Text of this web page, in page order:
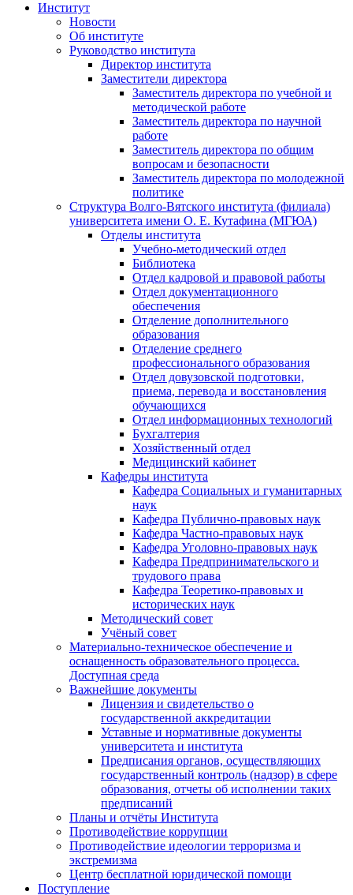
Институт
Новости
Об институте
Руководство института
Директор института
Заместители директора
Заместитель директора по учебной и
методической работе
Заместитель директора по научной
работе
Заместитель директора по общим
вопросам и безопасности
Заместитель директора по молодежной
политике
Структура Волго-Вятского института (филиала)
университета имени О. Е. Кутафина (МГЮА)
Отделы института
Учебно-методический отдел
Библиотека
Отдел кадровой и правовой работы
Отдел документационного
обеспечения
Отделение дополнительного
образования
Отделение среднего
профессионального образования
Отдел довузовской подготовки,
приема, перевода и восстановления
обучающихся
Отдел информационных технологий
Бухгалтерия
Хозяйственный отдел
Медицинский кабинет
Кафедры института
Кафедра Социальных и гуманитарных
наук
Кафедра Публично-правовых наук
Кафедра Частно-правовых наук
Кафедра Уголовно-правовых наук
Кафедра Предпринимательского и
трудового права
Кафедра Теоретико-правовых и
исторических наук
Методический совет
Учёный совет
Материально-техническое обеспечение и
оснащенность образовательного процесса.
Доступная среда
Важнейшие документы
Лицензия и свидетельство о
государственной аккредитации
Уставные и нормативные документы
университета и института
Предписания органов, осуществляющих
государственный контроль (надзор) в сфере
образования, отчеты об исполнении таких
предписаний
Планы и отчёты Института
Противодействие коррупции
Противодействие идеологии терроризма и
экстремизма
Центр бесплатной юридической помощи
Поступление